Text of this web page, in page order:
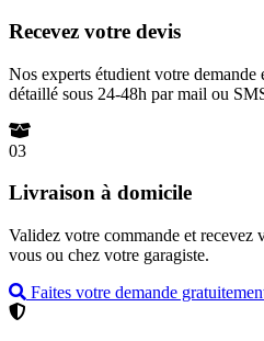
Recevez votre devis
Nos experts étudient votre
détaillé sous 24-48h par mail ou
03
Livraison à domicile
Validez votre commande et recevez
vous ou chez votre garagiste.
Faites votre demande